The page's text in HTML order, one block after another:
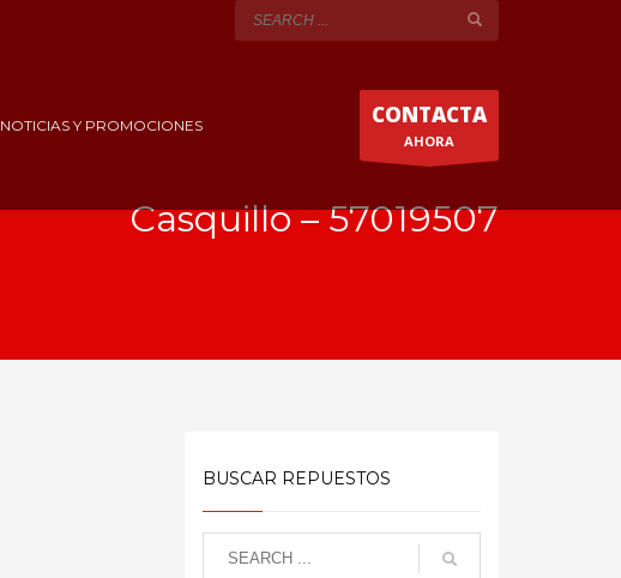
NOTICIAS Y PROMOCIONES CONTACTA
AHORA
Casquillo – 57019507
BUSCAR REPUESTOS